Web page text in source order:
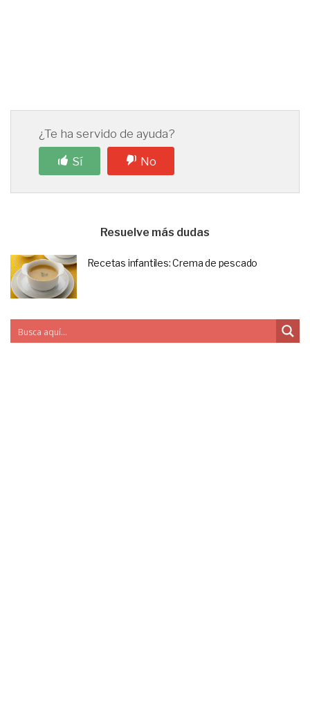
¿Te ha servido de ayuda?
Sí
No
Resuelve más dudas
Recetas infantiles: Crema de pescado